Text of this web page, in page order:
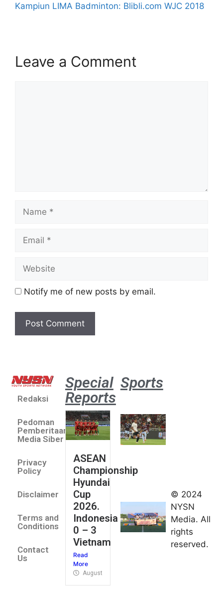
Kampiun LIMA Badminton: Blibli.com WJC 2018
Leave a Comment
Notify me of new posts by email.
Redaksi
Pedoman
Pemberitaan
Media Siber
Privacy
Policy
Disclaimer
Terms and
Conditions
Contact
Us
Special
Reports
ASEAN
Championship
Hyundai
Cup
2026.
Indonesia
0 – 3
Vietnam
Read
More
August 4, 2026
Sports
umum
Kejurnas
Panahan
Junior di
Kudus
© 2024
NYSN
Media. All
rights
reserved.